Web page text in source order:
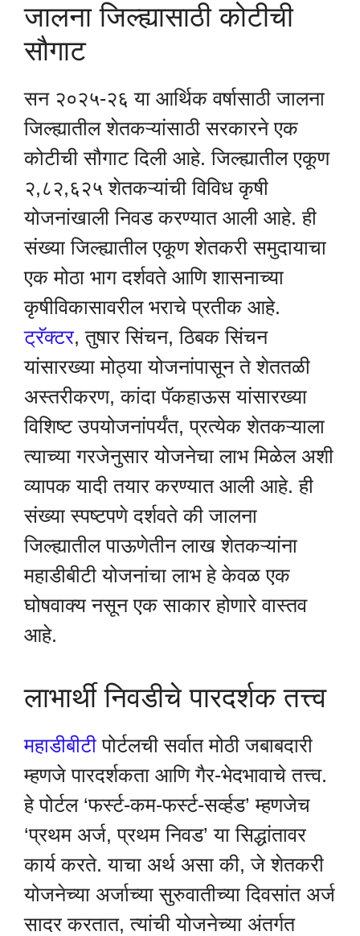
जालना जिल्ह्यासाठी कोटीची
सौगाट
सन २०२५-२६ या आर्थिक वर्षासाठी जालना
जिल्ह्यातील शेतकऱ्यांसाठी सरकारने एक
कोटीची सौगाट दिली आहे. जिल्ह्यातील एकूण
२,८२,६२५ शेतकऱ्यांची विविध कृषी
योजनांखाली निवड करण्यात आली आहे. ही
संख्या जिल्ह्यातील एकूण शेतकरी समुदायाचा
एक मोठा भाग दर्शवते आणि शासनाच्या
कृषीविकासावरील भराचे प्रतीक आहे.
ट्रॅक्टर, तुषार सिंचन, ठिबक सिंचन
यांसारख्या मोठ्या योजनांपासून ते शेततळी
अस्तरीकरण, कांदा पॅकहाऊस यांसारख्या
विशिष्ट उपयोजनांपर्यंत, प्रत्येक शेतकऱ्याला
त्याच्या गरजेनुसार योजनेचा लाभ मिळेल अशी
व्यापक यादी तयार करण्यात आली आहे. ही
संख्या स्पष्टपणे दर्शवते की जालना
जिल्ह्यातील पाऊणेतीन लाख शेतकऱ्यांना
महाडीबीटी योजनांचा लाभ हे केवळ एक
घोषवाक्य नसून एक साकार होणारे वास्तव
आहे.
लाभार्थी निवडीचे पारदर्शक तत्त्व
महाडीबीटी पोर्टलची सर्वात मोठी जबाबदारी
म्हणजे पारदर्शकता आणि गैर-भेदभावाचे तत्त्व.
हे पोर्टल ‘फर्स्ट-कम-फर्स्ट-सर्व्हड’ म्हणजेच
‘प्रथम अर्ज, प्रथम निवड’ या सिद्धांतावर
कार्य करते. याचा अर्थ असा की, जे शेतकरी
योजनेच्या अर्जाच्या सुरुवातीच्या दिवसांत अर्ज
सादर करतात, त्यांची योजनेच्या अंतर्गत